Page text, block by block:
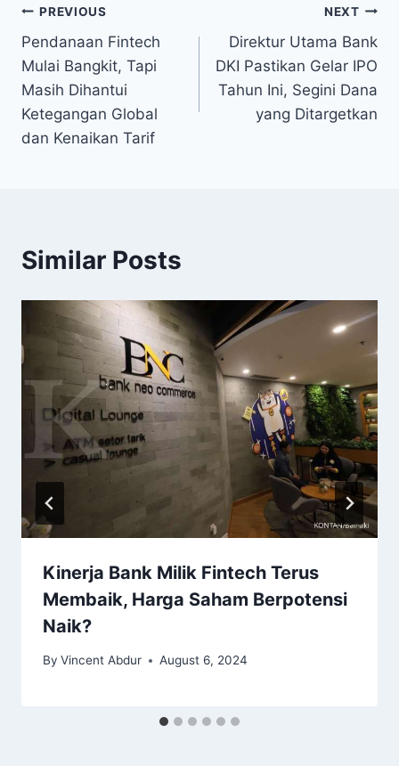
Post
navigation
PREVIOUS
Pendanaan Fintech
Mulai Bangkit, Tapi
Masih Dihantui
Ketegangan Global
dan Kenaikan Tarif
NEXT
Direktur Utama Bank
DKI Pastikan Gelar IPO
Tahun Ini, Segini Dana
yang Ditargetkan
Similar Posts
Kinerja Bank Milik Fintech Terus
Membaik, Harga Saham Berpotensi
Naik?
By Vincent Abdur August 6, 2024